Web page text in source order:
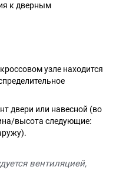
к дверным
узле находится
двери или навесной (во
высота следующие:
вентиляцией,